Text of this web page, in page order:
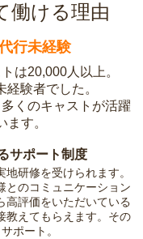
働ける理由
行未経験
は20,000人以上。
験者でした。
くのキャストが活躍
す。
サポート制度
研修を受けられます。
とのコミュニケーション
高評価をいただいている
教えてもらえます。その
ポート。